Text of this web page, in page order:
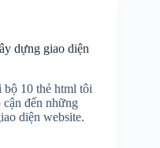
dựng giao diện
10 thẻ html tôi
cận đến những
diện website.